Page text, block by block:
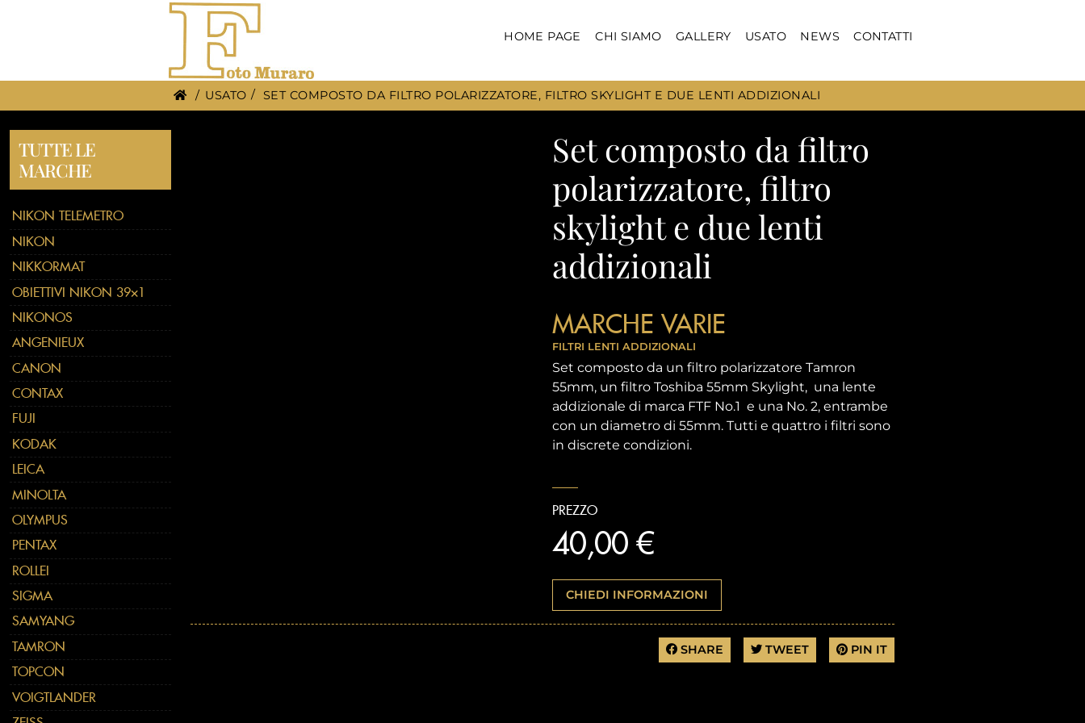
HOME PAGE CHI SIAMO GALLERY USATO NEWS CONTATTI
/ USATO SET COMPOSTO DA FILTRO POLARIZZATORE, FILTRO SKYLIGHT E DUE LENTI ADDIZIONALI
TUTTE LE
MARCHE
NIKON TELEMETRO
NIKON
NIKKORMAT
OBIETTIVI NIKON 39×1
NIKONOS
ANGENIEUX
CANON
CONTAX
FUJI
KODAK
LEICA
MINOLTA
OLYMPUS
PENTAX
ROLLEI
SIGMA
SAMYANG
TAMRON
TOPCON
VOIGTLANDER
Set composto da filtro
polarizzatore, filtro
skylight e due lenti
addizionali
MARCHE VARIE
FILTRI LENTI ADDIZIONALI
Set composto da un filtro polarizzatore Tamron
55mm, un filtro Toshiba 55mm Skylight, una lente
addizionale di marca FTF No.1 e una No. 2, entrambe
con un diametro di 55mm. Tutti e quattro i filtri sono
in discrete condizioni.
PREZZO
40,00 €
CHIEDI INFORMAZIONI
SHARE TWEET PIN IT